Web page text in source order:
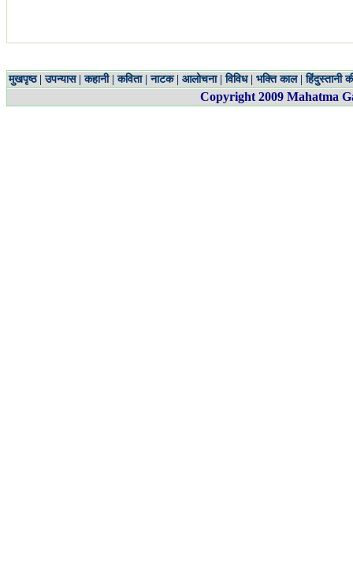
मुखपृष्ठ|उपन्यास|कहानी|कविता|नाटक| आलोचना|विविध| भक्ति काल|हिंदुस्तानी
Copyright 2009 Mahatma